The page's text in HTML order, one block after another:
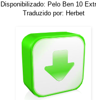
Disponibilizado: Pelo Ben 10
Traduzido por: Herbet